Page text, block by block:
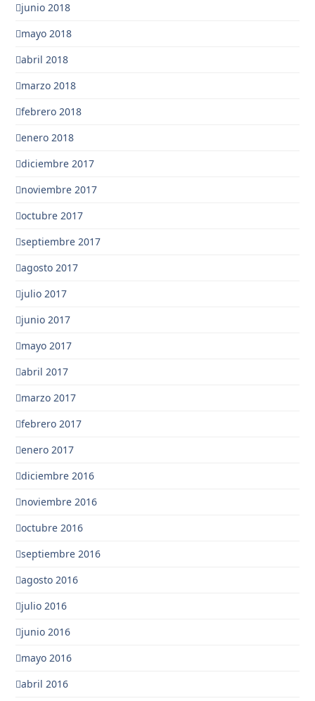
junio 2018
mayo 2018
abril 2018
marzo 2018
febrero 2018
enero 2018
diciembre 2017
noviembre 2017
octubre 2017
septiembre 2017
agosto 2017
julio 2017
junio 2017
mayo 2017
abril 2017
marzo 2017
febrero 2017
enero 2017
diciembre 2016
noviembre 2016
octubre 2016
septiembre 2016
agosto 2016
julio 2016
junio 2016
mayo 2016
abril 2016